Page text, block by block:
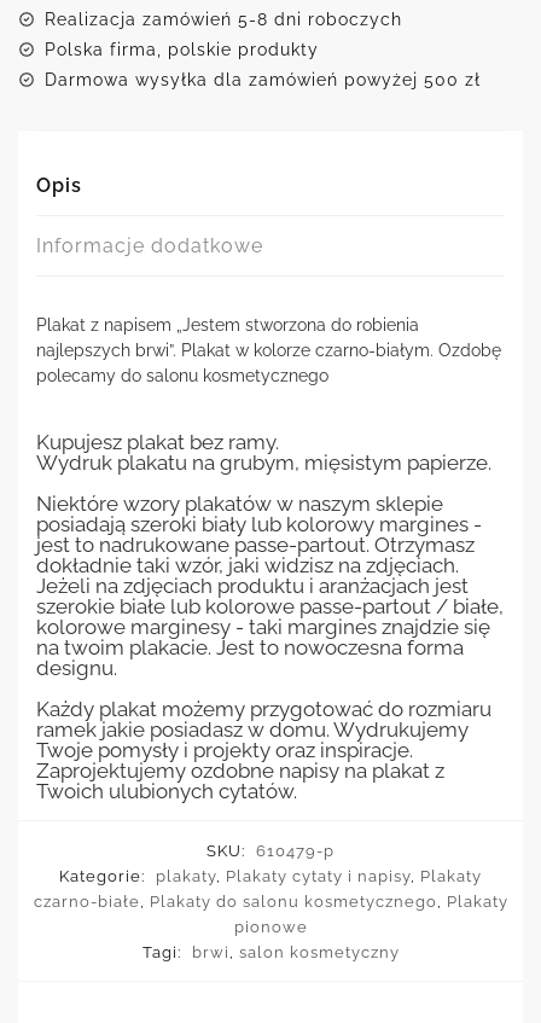
Realizacja zamówień 5-8 dni roboczych
Polska firma, polskie produkty
Darmowa wysyłka dla zamówień powyżej 500 zł
Opis
Informacje dodatkowe
Plakat z napisem „Jestem stworzona do robienia
najlepszych brwi”. Plakat w kolorze czarno-białym. Ozdobę
polecamy do salonu kosmetycznego
Kupujesz plakat bez ramy.
Wydruk plakatu na grubym, mięsistym papierze.
Niektóre wzory plakatów w naszym sklepie
posiadają szeroki biały lub kolorowy margines -
jest to nadrukowane passe-partout. Otrzymasz
dokładnie taki wzór, jaki widzisz na zdjęciach.
Jeżeli na zdjęciach produktu i aranżacjach jest
szerokie białe lub kolorowe passe-partout / białe,
kolorowe marginesy - taki margines znajdzie się
na twoim plakacie. Jest to nowoczesna forma
designu.
Każdy plakat możemy przygotować do rozmiaru
ramek jakie posiadasz w domu. Wydrukujemy
Twoje pomysły i projekty oraz inspiracje.
Zaprojektujemy ozdobne napisy na plakat z
Twoich ulubionych cytatów.
SKU:
610479-p
Kategorie:
plakaty Plakaty cytaty i napisy Plakaty
czarno-białe
Plakaty do salonu kosmetycznego
Plakaty
pionowe
Tagi:
brwi salon kosmetyczny